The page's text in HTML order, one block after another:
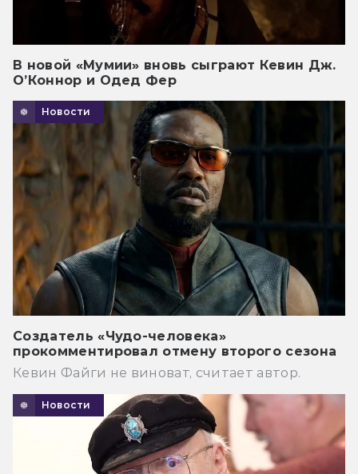
В новой «Мумии» вновь сыграют Кевин Дж.
О’Коннор и Одед Фер
Новости
Создатель «Чудо-человека»
прокомментировал отмену второго сезона
Кевин Файги не виноват, считает автор.
Новости